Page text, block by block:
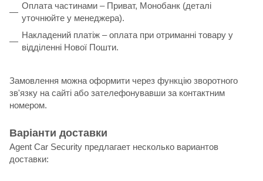
Оплата частинами – Приват, Монобанк (деталі
уточнюйте у менеджера).
Накладений платіж – оплата при отриманні товару у
відділенні Нової Пошти.
Замовлення можна оформити через функцію зворотного
зв'язку на сайті або зателефонувавши за контактним
номером.
Варіанти доставки
Agent Car Security предлагает несколько вариантов
доставки: